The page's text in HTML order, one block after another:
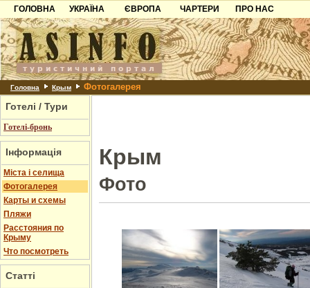
ГОЛОВНА
УКРАЇНА
Карпати
Азов
Причорноморря
Шацьк
ЄВРОПА
Чорногорія
Хорватія
Болгарія
Албанія
ЧАРТЕРИ
ПРО НАС
Контакти
Партнерам
Додати готель
Головна Крым Фотогалерея
Готелі / Тури
Готелі-бронь
Інформація
Міста і селища
Фотогалерея
Карты и схемы
Пляжи
Расстояния по
Крыму
Что посмотреть
Статті
Крым
Фото